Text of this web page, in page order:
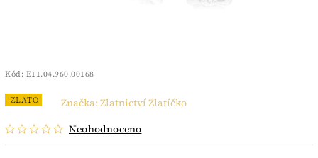
Kód: E11.04.960.00168
ZLATO
Neohodnoceno
Značka: Zlatnictví Zlatíčko